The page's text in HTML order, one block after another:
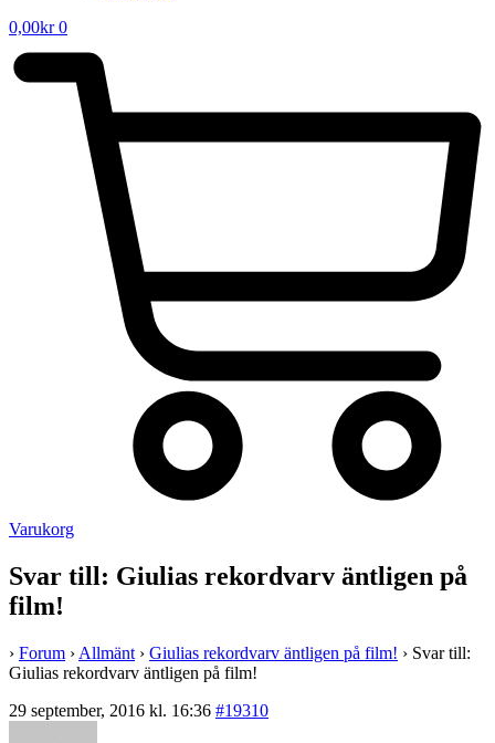
0,00kr 0
Varukorg
Svar till: Giulias rekordvarv äntligen på
film!
› Forum › Allmänt › Giulias rekordvarv äntligen på film! › Svar till:
Giulias rekordvarv äntligen på film!
29 september, 2016 kl. 16:36 #19310